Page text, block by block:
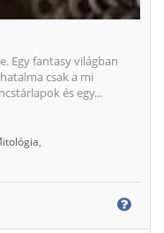
Egy fantasy világban
csak a mi
és egy...